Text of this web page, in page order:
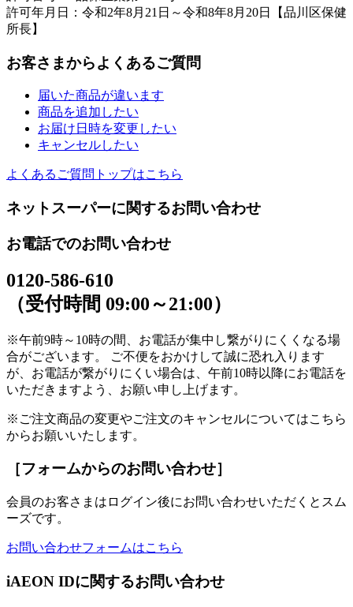
許可年月日：令和2年8月21日～令和8年8月20日【品川区保健
所長】
お客さまからよくあるご質問
届いた商品が違います
商品を追加したい
お届け日時を変更したい
キャンセルしたい
よくあるご質問トップはこちら
ネットスーパーに関するお問い合わせ
お電話でのお問い合わせ
0120-586-610
（受付時間 09:00～21:00）
※午前9時～10時の間、お電話が集中し繋がりにくくなる場
合がございます。 ご不便をおかけして誠に恐れ入ります
が、お電話が繋がりにくい場合は、午前10時以降にお電話を
いただきますよう、お願い申し上げます。
※ご注文商品の変更やご注文のキャンセルについてはこちら
からお願いいたします。
［フォームからのお問い合わせ］
会員のお客さまはログイン後にお問い合わせいただくとスム
ーズです。
お問い合わせフォームはこちら
iAEON IDに関するお問い合わせ